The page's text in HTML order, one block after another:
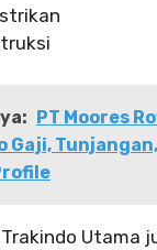
PT Moores
Gaji,
Utama